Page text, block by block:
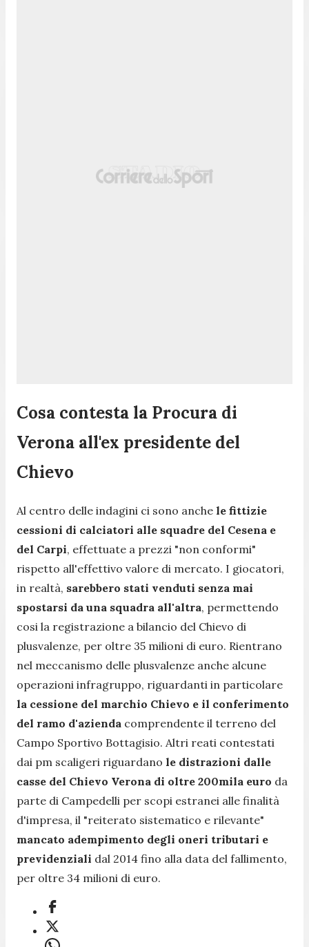
Cosa contesta la Procura di
Verona all'ex presidente del
Chievo
Al centro delle indagini ci sono anche le fittizie
cessioni di calciatori alle squadre del Cesena e
del Carpi, effettuate a prezzi "non conformi"
rispetto all'effettivo valore di mercato. I giocatori,
in realtà, sarebbero stati venduti senza mai
spostarsi da una squadra all'altra, permettendo
cosi la registrazione a bilancio del Chievo di
plusvalenze, per oltre 35 milioni di euro. Rientrano
nel meccanismo delle plusvalenze anche alcune
operazioni infragruppo, riguardanti in particolare
la cessione del marchio Chievo e il conferimento
del ramo d'azienda comprendente il terreno del
Campo Sportivo Bottagisio. Altri reati contestati
dai pm scaligeri riguardano le distrazioni dalle
casse del Chievo Verona di oltre 200mila euro da
parte di Campedelli per scopi estranei alle finalità
d'impresa, il "reiterato sistematico e rilevante"
mancato adempimento degli oneri tributari e
previdenziali dal 2014 fino alla data del fallimento,
per oltre 34 milioni di euro.